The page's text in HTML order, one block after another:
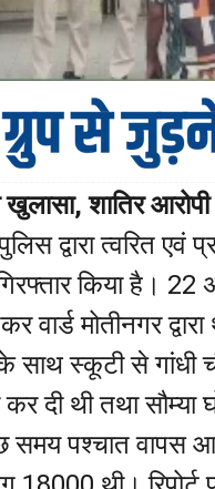
शातिर
द्वारा त्वरित
किया है। 22
वार्ड मोतीनगर
साथ स्कूटी से गांधी
दी थी तथा सौम्या
पश्चात वापस आने